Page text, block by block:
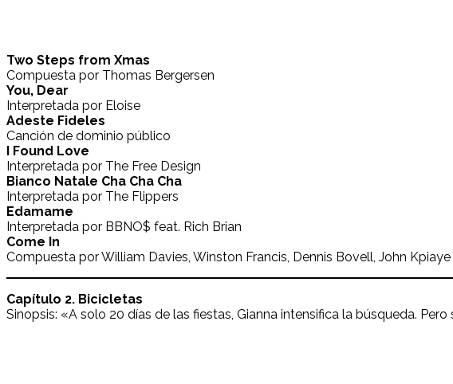
Two Steps from Xmas
Compuesta por Thomas Bergersen
You, Dear
Interpretada por Eloise
Adeste Fideles
Canción de dominio público
I Found Love
Interpretada por The Free Design
Bianco Natale Cha Cha Cha
Interpretada por The Flippers
Edamame
Interpretada por BBNO$ feat. Rich Brian
Come In
Compuesta por William Davies, Winston Francis, Dennis Bovell, John Kpiaye
Capítulo 2. Bicicletas
Sinopsis: «A solo 20 días de las fiestas, Gianna intensifica la búsqueda.